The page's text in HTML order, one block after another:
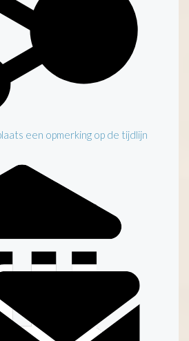
Inleiding
een opmerking op de tijdlijn